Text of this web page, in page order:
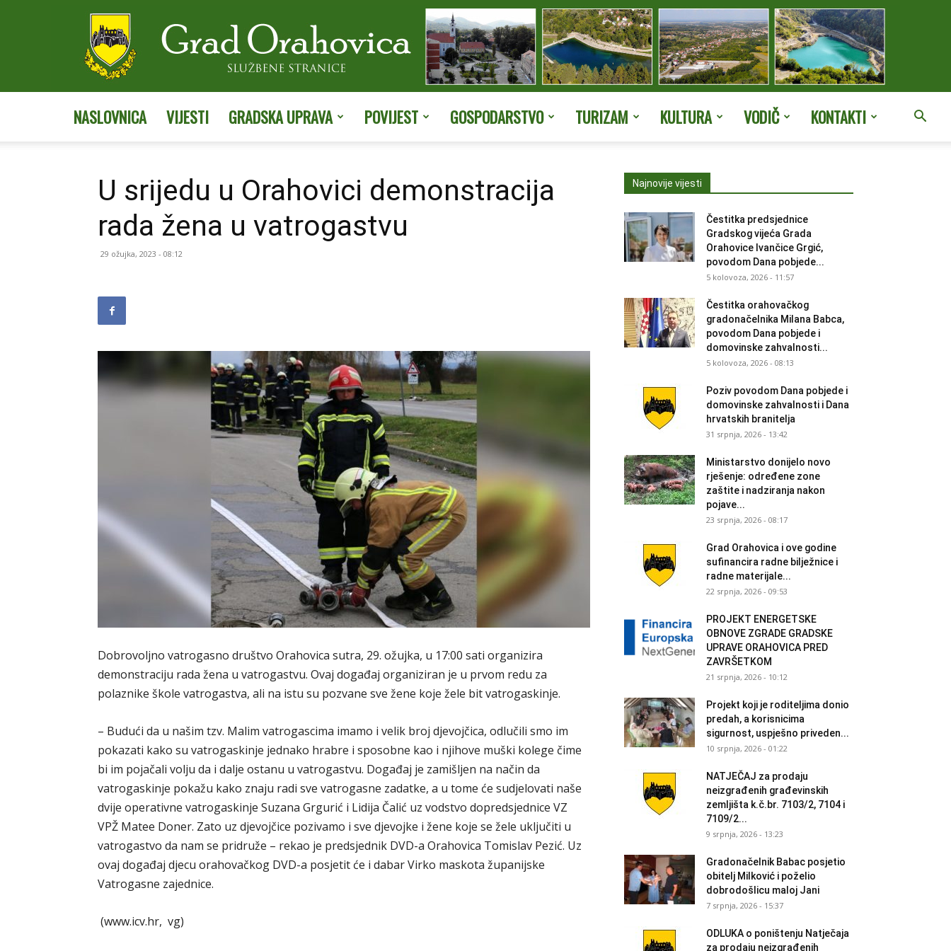
Orahovice
NASLOVNICA VIJESTI GRADSKA UPRAVA POVIJEST GOSPODARSTVO TURIZAM KULTURA VODIČ KONTAKTI
U srijedu u Orahovici demonstracija
rada žena u vatrogastvu
29 ožujka, 2023 - 08:12
Dobrovoljno vatrogasno društvo Orahovica sutra, 29. ožujka, u 17:00 sati organizira
demonstraciju rada žena u vatrogastvu. Ovaj događaj organiziran je u prvom redu za
polaznike škole vatrogastva, ali na istu su pozvane sve žene koje žele bit vatrogaskinje.
– Budući da u našim tzv. Malim vatrogascima imamo i velik broj djevojčica, odlučili smo im
pokazati kako su vatrogaskinje jednako hrabre i sposobne kao i njihove muški kolege čime
bi im pojačali volju da i dalje ostanu u vatrogastvu. Događaj je zamišljen na način da
vatrogaskinje pokažu kako znaju radi sve vatrogasne zadatke, a u tome će sudjelovati naše
dvije operativne vatrogaskinje Suzana Grgurić i Lidija Čalić uz vodstvo dopredsjednice VZ
VPŽ Matee Doner. Zato uz djevojčice pozivamo i sve djevojke i žene koje se žele uključiti u
vatrogastvo da nam se pridruže – rekao je predsjednik DVD-a Orahovica Tomislav Pezić. Uz
ovaj događaj djecu orahovačkog DVD-a posjetit će i dabar Virko maskota županijske
Vatrogasne zajednice.
(www.icv.hr, vg)
Najnovije vijesti
Čestitka predsjednice
Gradskog vijeća Grada
Orahovice Ivančice Grgić,
povodom Dana pobjede...
5 kolovoza, 2026 - 11:57
Čestitka orahovačkog
gradonačelnika Milana Babca,
povodom Dana pobjede i
domovinske zahvalnosti...
5 kolovoza, 2026 - 08:13
Poziv povodom Dana pobjede i
domovinske zahvalnosti i Dana
hrvatskih branitelja
31 srpnja, 2026 - 13:42
Ministarstvo donijelo novo
rješenje: određene zone
zaštite i nadziranja nakon
pojave...
23 srpnja, 2026 - 08:17
Grad Orahovica i ove godine
sufinancira radne bilježnice i
radne materijale...
22 srpnja, 2026 - 09:53
PROJEKT ENERGETSKE
OBNOVE ZGRADE GRADSKE
UPRAVE ORAHOVICA PRED
ZAVRŠETKOM
21 srpnja, 2026 - 10:12
Projekt koji je roditeljima donio
predah, a korisnicima
sigurnost, uspješno priveden...
10 srpnja, 2026 - 01:22
NATJEČAJ za prodaju
neizgrađenih građevinskih
zemljišta k.č.br. 7103/2, 7104 i
7109/2...
9 srpnja, 2026 - 13:23
Gradonačelnik Babac posjetio
obitelj Milković i poželio
dobrodošlicu maloj Jani
7 srpnja, 2026 - 15:37
ODLUKA o poništenju Natječaja
za prodaju neizgrađenih